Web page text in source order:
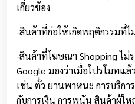
เกี่ยวข้อง
-สินค้าที่ก่อให้เกิดพฤติกรรมที่ไ
-สินค้าที่โฆษณา Shopping ไม่
Google มองว่าเมื่อโปรโมทแ
เช่น ตั๋ว ยานพาหนะ การบริกา
กับการเงิน การพนัน สินค้าผู้ใ